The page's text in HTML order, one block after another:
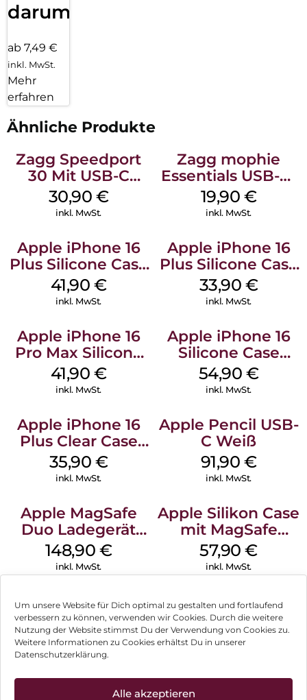
Um unsere Website für Dich optimal zu gestalten und fortlaufend
verbessern zu können, verwenden wir Cookies. Durch die weitere
Nutzung der Website stimmst Du der Verwendung von Cookies zu.
Weitere Informationen zu Cookies erhältst Du in unserer
Datenschutzerklärung.
Alle akzeptieren
darum!
ab 7,49 €
inkl. MwSt.
Mehr
erfahren
Ähnliche Produkte
Zagg Speedport
30 Mit USB-C
Kabel Weiß
30,90 €
inkl. MwSt.
Zagg mophie
Essentials USB-C-
20W Charger PD
Weiß
19,90 €
inkl. MwSt.
Apple iPhone 16
Plus Silicone Case
MagSafe Stone
Gray
41,90 €
inkl. MwSt.
Apple iPhone 16
Plus Silicone Case
MagSafe Lake
Green
33,90 €
inkl. MwSt.
Apple iPhone 16
Pro Max Silicone
Case MagSafe
Ultramarine
41,90 €
inkl. MwSt.
Apple iPhone 16
Silicone Case
MagSafe Lake
Green
54,90 €
inkl. MwSt.
Apple iPhone 16
Plus Clear Case
MagSafe
Transparent
35,90 €
inkl. MwSt.
Apple Pencil USB-
C Weiß
91,90 €
inkl. MwSt.
Apple MagSafe
Duo Ladegerät
Weiß
148,90 €
inkl. MwSt.
Apple Silikon Case
mit MagSafe
iPhone 14 Pro
(PRODUCT)RED
57,90€
inkl. MwSt.
Impressum
Können wir Dir behilflich sein?